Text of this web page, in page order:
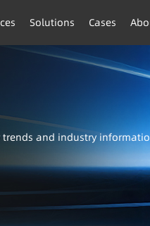
Solutions Cases
and industry